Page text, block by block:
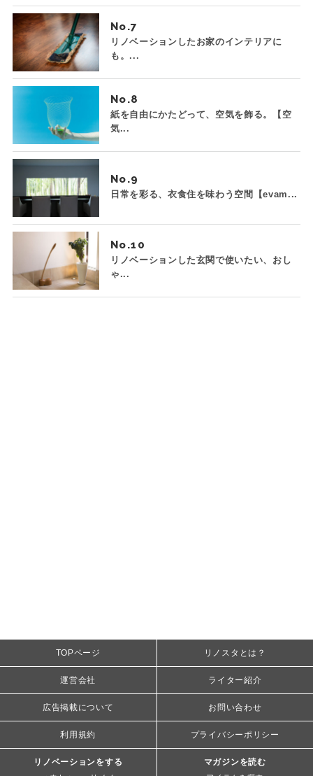
No.
リノベーションしたお家のインテリアに
も。...
No.
紙を自由にかたどって、空気を飾る。【空
気...
No.
日常を彩る、衣食住を味わう空間【evam...
No.
リノベーションした玄関で使いたい、おし
ゃ...
TOPページ リノスタとは？
運営会社 ライター紹介
広告掲載について お問い合わせ
利用規約 プライバシーポリシー
リノベーションをする マガジンを読む